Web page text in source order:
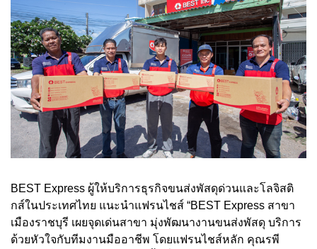
BEST Express ผู้ให้บริการธุรกิจขนส่งพัสดุด่วนและโลจิสติ
กส์ในประเทศไทย แนะนำแฟรนไชส์ “BEST Express สาขา
เมืองราชบุรี เผยจุดเด่นสาขา มุ่งพัฒนางานขนส่งพัสดุ บริการ
ด้วยหัวใจกับทีมงานมืออาชีพ โดยแฟรนไชส์หลัก คุณรพี